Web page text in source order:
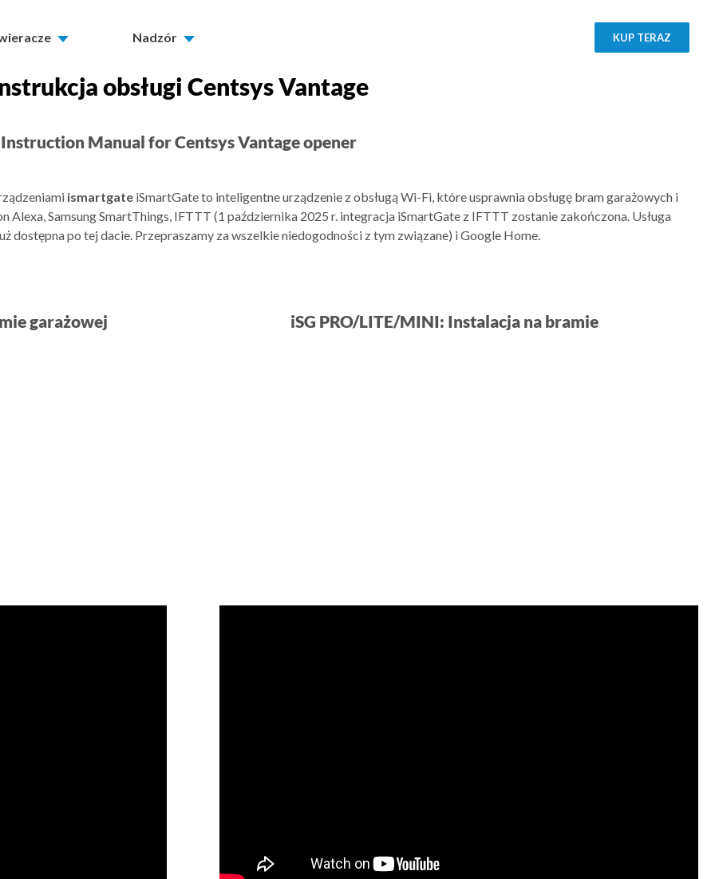
Nadzór KUP TERAZ
obsługi Centsys Vantage
Instruction Manual for Centsys Vantage opener
ismartgateiSmartGate to inteligentne urządzenie z obsługą Wi-Fi, które usprawnia obsługę bram garażowych i
Samsung SmartThings, IFTTT (1 października 2025 r. integracja iSmartGate z IFTTT zostanie zakończona. Usługa
dostępna po tej dacie. Przepraszamy za wszelkie niedogodności z tym związane) i Google Home.
garażowej iSG PRO/LITE/MINI: Instalacja na bramie